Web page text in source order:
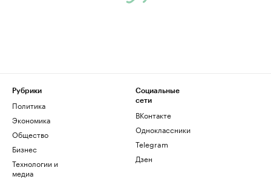
Рубрики
Политика
Экономика
Общество
Бизнес
Технологии и
медиа
Социальные
сети
ВКонтакте
Одноклассники
Telegram
Дзен